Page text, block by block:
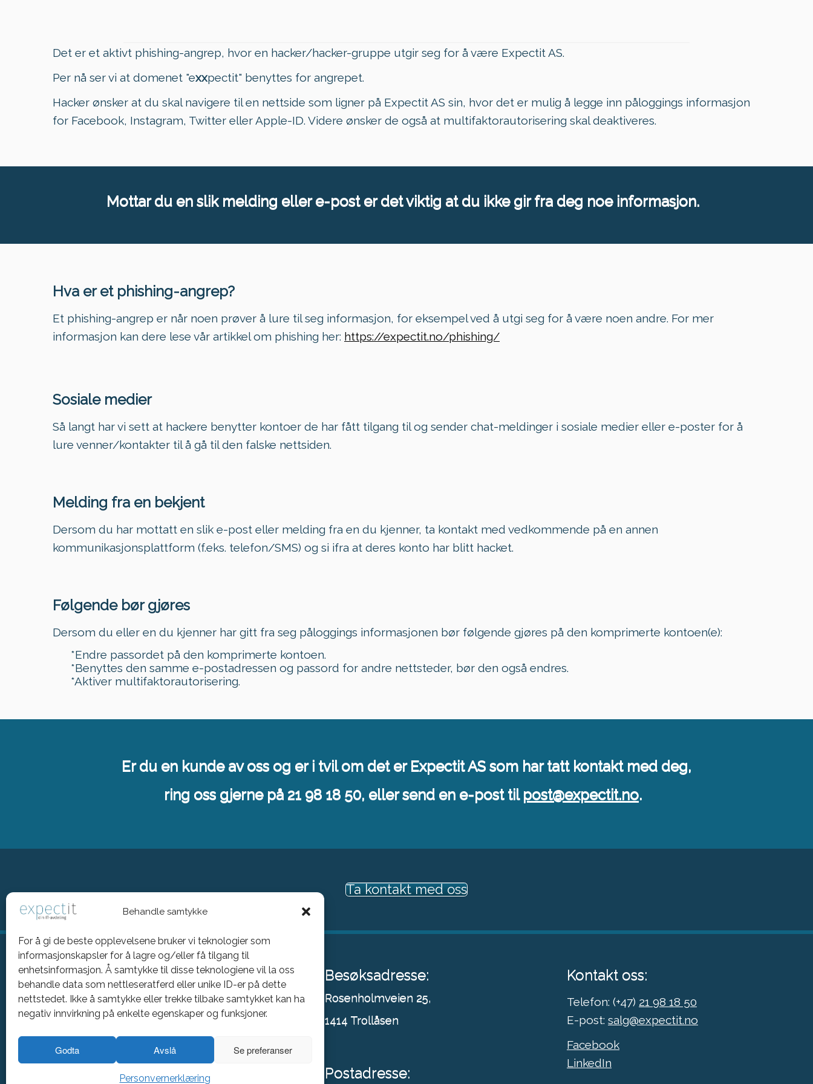
Behandle samtykke
For å gi de beste opplevelsene bruker vi teknologier som
informasjonskapsler for å lagre og/eller få tilgang til
enhetsinformasjon. Å samtykke til disse teknologiene vil la oss
behandle data som nettleseratferd eller unike ID-er på dette
nettstedet. Ikke å samtykke eller trekke tilbake samtykket kan ha
negativ innvirkning på enkelte egenskaper og funksjoner.
Godta Avslå Se preferanser
Personvernerklæring
Det er et aktivt phishing-angrep, hvor en hacker/hacker-gruppe utgir seg for å være Expectit AS.
Per nå ser vi at domenet "exxpectit" benyttes for angrepet.
Hacker ønsker at du skal navigere til en nettside som ligner på Expectit AS sin, hvor det er mulig å legge inn påloggings informasjon
for Facebook, Instagram, Twitter eller Apple-ID. Videre ønsker de også at multifaktorautorisering skal deaktiveres.
Mottar du en slik melding eller e-post er det viktig at du ikke gir fra deg noe informasjon.
Hva er et phishing-angrep?
Et phishing-angrep er når noen prøver å lure til seg informasjon, for eksempel ved å utgi seg for å være noen andre. For mer
informasjon kan dere lese vår artikkel om phishing her: https://expectit.no/phishing/
Sosiale medier
Så langt har vi sett at hackere benytter kontoer de har fått tilgang til og sender chat-meldinger i sosiale medier eller e-poster for å
lure venner/kontakter til å gå til den falske nettsiden.
Melding fra en bekjent
Dersom du har mottatt en slik e-post eller melding fra en du kjenner, ta kontakt med vedkommende på en annen
kommunikasjonsplattform (f.eks. telefon/SMS) og si ifra at deres konto har blitt hacket.
Følgende bør gjøres
Dersom du eller en du kjenner har gitt fra seg påloggings informasjonen bør følgende gjøres på den komprimerte kontoen(e):
*Endre passordet på den komprimerte kontoen.
*Benyttes den samme e-postadressen og passord for andre nettsteder, bør den også endres.
*Aktiver multifaktorautorisering.
Er du en kunde av oss og er i tvil om det er Expectit AS som har tatt kontakt med deg,
ring oss gjerne på 21 98 18 50, eller send en e-post til post@expectit.no.
Ta kontakt med oss
Kontortid:
Man-fre:08:00 - 16:00
Besøksadresse:
Rosenholmveien 25,
1414 Trollåsen
Postadresse:
Kontakt oss:
Telefon: (+47) 21 98 18 50
E-post: salg@expectit.no
Facebook
LinkedIn